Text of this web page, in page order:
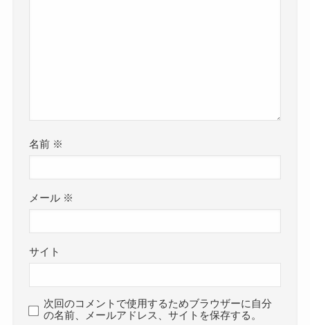
名前 ※
メール ※
サイト
次回のコメントで使用するためブラウザーに自分
の名前、メールアドレス、サイトを保存する。